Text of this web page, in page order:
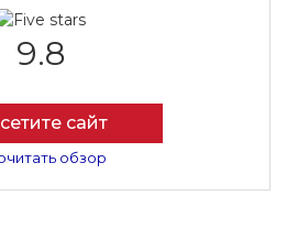
9.8
сайт
обзор